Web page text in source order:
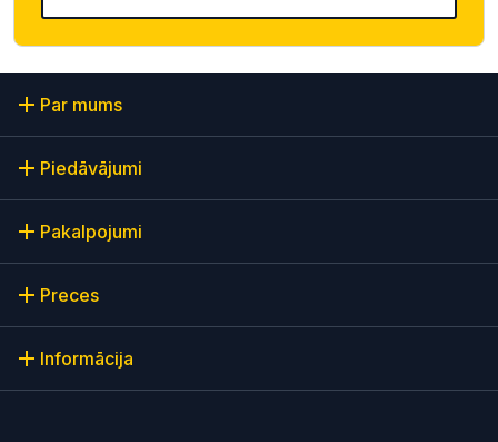
Par mums
Piedāvājumi
Pakalpojumi
Preces
Informācija